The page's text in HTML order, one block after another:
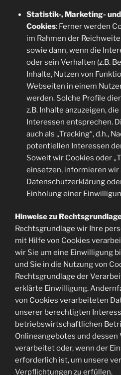
Statistik-, Marketing-
Cookies: Ferner werden
im Rahmen der
sowie dann, wenn die
oder sein Verhalten (z.B.
Inhalte, Nutzen von
Webseiten in einem
werden. Solche Profile
z.B. Inhalte anzuzeigen,
Interessen entsprechen.
auch als „Tracking“, d.h.,
potentiellen Interessen
Soweit wir Cookies oder
einsetzen, informieren
Datenschutzerklärung
Einholung einer
Hinweise zu
Rechtsgrundlage wir Ihre
mit Hilfe von Cookies
wir Sie um eine Einwilligung
und Sie in die Nutzung von
Rechtsgrundlage der
erklärte Einwilligung.
von Cookies verarbeiteten
unserer berechtigten
betriebswirtschaftlichen
Onlineangebotes und dessen
verarbeitet oder, wenn der
erforderlich ist, um unsere
Verpflichtungen zu erfüllen.